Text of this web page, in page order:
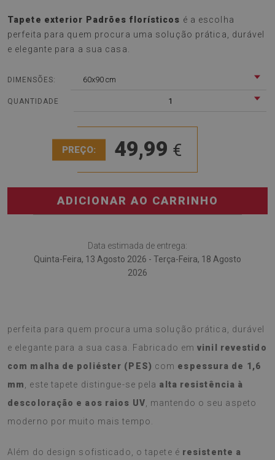
Tapete exterior Padrões florísticos é a escolha
perfeita para quem procura uma solução prática, durável
e elegante para a sua casa.
DIMENSÕES: 60x90 cm
QUANTIDADE 1
PREÇO: 49,99 €
ADICIONAR AO CARRINHO
Data estimada de entrega:
Quinta-Feira, 13 Agosto 2026 - Terça-Feira, 18 Agosto
2026
perfeita para quem procura uma solução prática, durável
e elegante para a sua casa. Fabricado emvinil revestido
com malha de poliéster (PES) com espessura de 1,6
mm
, este tapete distingue-se pela alta resistência à
descoloração e aos raios UV , mantendo o seu aspeto
moderno por muito mais tempo.
Além do design sofisticado, o tapete é resistente a